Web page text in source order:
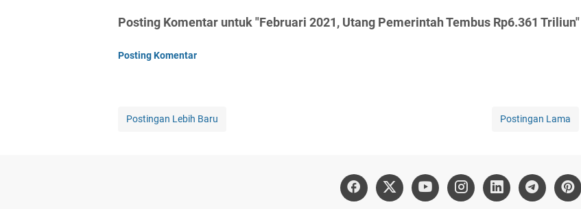
Posting Komentar untuk "Februari 2021, Utang Pemerintah Tembus Rp6.361 Triliun"
Posting Komentar
Postingan Lebih Baru Postingan Lama